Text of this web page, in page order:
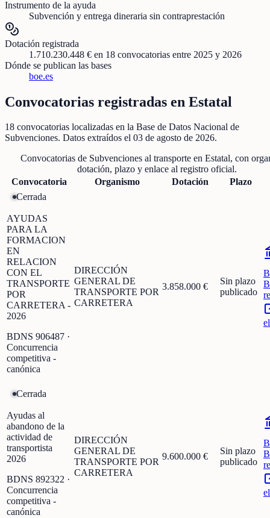
Instrumento de la ayuda
Subvención y entrega dineraria sin contraprestación
Dotación registrada
1.710.230.448 € en 18 convocatorias entre 2025 y 2026
Dónde se publican las bases
boe.es
Convocatorias registradas en Estatal
18 convocatorias localizadas en la Base de Datos Nacional de
Subvenciones. Datos extraídos el 03 de agosto de 2026.
Convocatorias de Subvenciones al transporte en Estatal, con
dotación, plazo y enlace al registro oficial.
Convocatoria
Organismo Dotación
Plazo
Cerrada
AYUDAS
PARA LA
FORMACION
EN
RELACION
CON EL
TRANSPORTE
POR
CARRETERA -
2026
BDNS 906487 ·
Concurrencia
competitiva -
canónica
DIRECCIÓN
GENERAL DE
TRANSPORTE POR
CARRETERA
3.858.000 €
Sin plazo
publicado
Cerrada
Ayudas al
abandono de la
actividad de
transportista
2026
BDNS 892322 ·
Concurrencia
competitiva -
canónica
DIRECCIÓN
GENERAL DE
TRANSPORTE POR
CARRETERA
9.600.000 €
Sin plazo
publicado